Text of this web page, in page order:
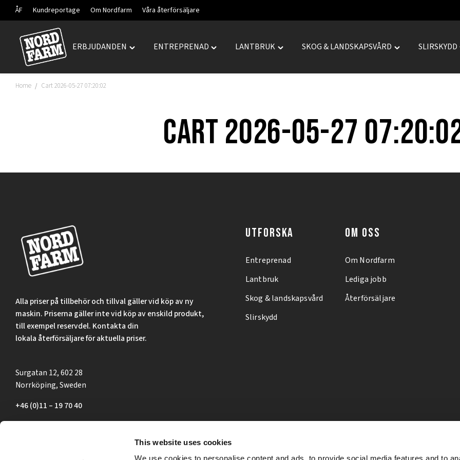
This website uses cookies
ÅF Kundreportage Om Nordfarm Våra återförsäljare
Hoppa
innehåll
ERBJUDANDEN
Toggle
ENTREPRENAD
Toggle
LANTBRUK
Toggle
SKOG & LANDSKAPSVÅRD
Toggle
SLIRSKYDD
Home / Cart 2026-05-27 07:20:02
Cart 2026-05-27
Alla priser på tillbehör och tillval gäller vid köp av ny
maskin. Priserna gäller inte vid köp av enskild produkt,
till exempel reservdel. Kontakta din
lokala återförsäljare för aktuella priser.
Surgatan 12, 602 28
Norrköping, Sweden
+46 (0)11 – 19 70 40
UTFORSKA
Entreprenad
Lantbruk
Skog & landskapsvård
Slirskydd
OM OSS
Om Nordfarm
Lediga jobb
Återförsäljare